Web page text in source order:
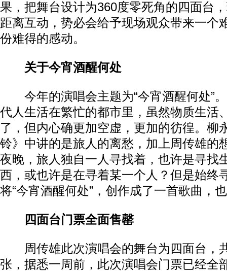
果，把舞台设计为360度零死角的四面台
距离互动，势必会给予现场观众带来一个
份难得的感动。
关于今宵酒醒何处
今年的演唱会主题为“今宵酒醒何处”
代人生活在繁忙的都市里，虽然物质生活
了，但内心确更加空虚，更加的彷徨。柳
铃》中讲的是旅人的离愁，加上周传雄的
夜晚，旅人独自一人寻找着，也许是寻找
西，或也许是在寻着某一个人？但是始终
将“今宵酒醒何处”，创作成了一首歌曲，
四面台门票全面售罄
周传雄此次演唱会的舞台为四面台，
张，据悉一周前，此次演唱会门票已经全